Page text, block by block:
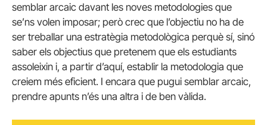
semblar arcaic davant les noves metodologies que
se’ns volen imposar; però crec que l’objectiu no ha de
ser treballar una estratègia metodològica perquè sí, sinó
saber els objectius que pretenem que els estudiants
assoleixin i, a partir d’aquí, establir la metodologia que
creiem més eficient. I encara que pugui semblar arcaic,
prendre apunts n’és una altra i de ben vàlida.